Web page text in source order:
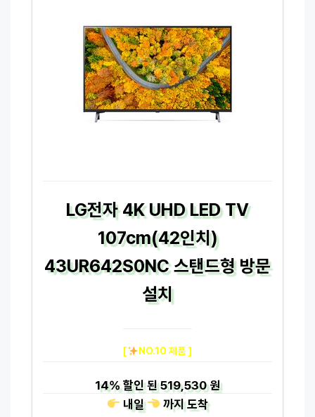
LG전자 4K UHD LED TV
107cm(42인치)
43UR642S0NC 스탠드형 방문
설치
[ NO.10 제품 ]
14%할인 된519,530 원
내일
까지도착